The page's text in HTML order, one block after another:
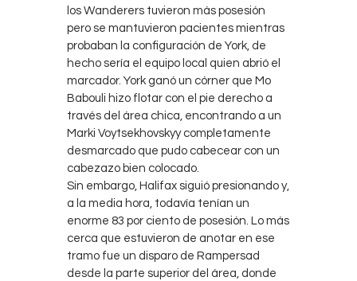
los Wanderers tuvieron más posesión
pero se mantuvieron pacientes mientras
probaban la configuración de York, de
hecho sería el equipo local quien abrió el
marcador. York ganó un córner que Mo
Babouli hizo flotar con el pie derecho a
través del área chica, encontrando a un
Marki Voytsekhovskyy completamente
desmarcado que pudo cabecear con un
cabezazo bien colocado.
Sin embargo, Halifax siguió presionando y,
a la media hora, todavía tenían un
enorme 83 por ciento de posesión. Lo más
cerca que estuvieron de anotar en ese
tramo fue un disparo de Rampersad
desde la parte superior del área, donde